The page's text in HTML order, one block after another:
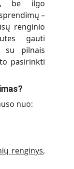
be ilgo
–
renginio
gauti
su pilnais
pasirinkti
nuo:
renginys,